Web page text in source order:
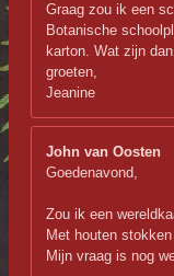
Graag zou ik een
Botanische
karton. Wat zijn
groeten,
Jeanine
John van Oosten
Goedenavond,
Zou ik een
Met houten
Mijn vraag is nog